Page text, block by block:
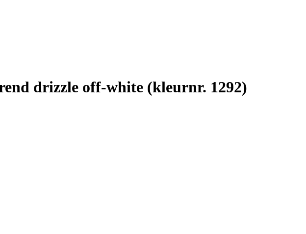
drizzle off-white (kleurnr. 1292)